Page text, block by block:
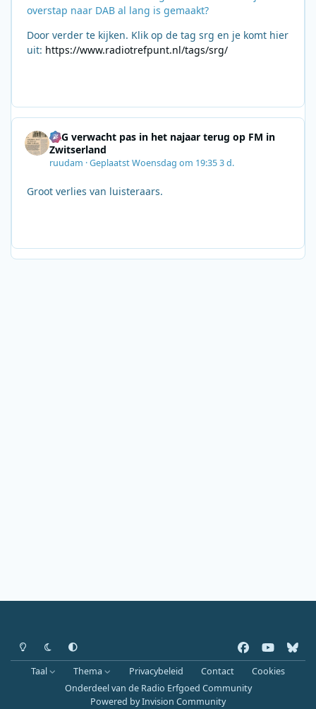
overstap naar DAB al lang is gemaakt?
Door verder te kijken. Klik op de tag srg en je komt hier
uit: https://www.radiotrefpunt.nl/tags/srg/
SRG verwacht pas in het najaar terug op FM in
Zwitserland
ruudam ·GeplaatstWoensdag om 19:353 d.
Groot verlies van luisteraars.
Heldere modus
Donkere modus
Systeemvoorkeur
a
c
e
o
u
b
l
u
Taal Thema Privacybeleid Contact
Cookies
Onderdeel van de Radio Erfgoed Community
Powered byInvision Community